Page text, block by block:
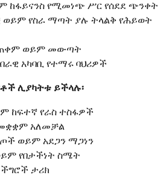
ከፋይናንስ የሚመነጭ ሥር የሰደደ ጭንቀት
ወይም የስራ ማጣት ያሉ ትላልቅ የሕይወት
ወይም መውጣት
አካባቢ የተማሩ ባህሪዎች
ሊያካትቱ ይችላሉ፡
ከፍተኛ የራስ ተስፋዎች
አለመቻል
ወይም አደጋን ማጋነን
የበታችነት ስሜት
ታሪክ